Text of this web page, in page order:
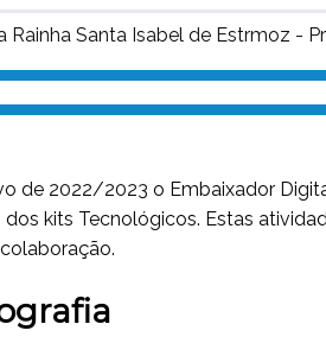
Rainha Santa Isabel de Estrmoz -
de 2022/2023 o Embaixador
kits Tecnológicos. Estas